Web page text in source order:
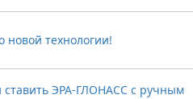
новой технологии!
ставить ЭРА-ГЛОНАСС с ручным